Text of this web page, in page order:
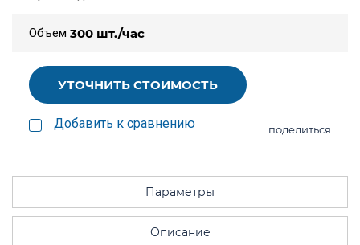
Объем 300 шт./час
УТОЧНИТЬ СТОИМОСТЬ
Добавить к сравнению поделиться
Параметры
Описание